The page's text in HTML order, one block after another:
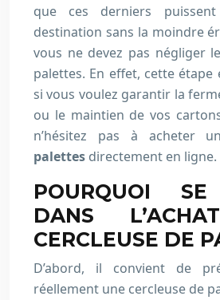
que ces derniers
destination sans la moindre
vous ne devez pas négliger
palettes. En effet, cette étape
si vous voulez garantir la
ou le maintien de vos
n’hésitez pas à acheter
palettes directement en ligne.
POURQUOI
DANS
CERCLEUSE DE
D’abord, il convient de
réellement une cercleuse de